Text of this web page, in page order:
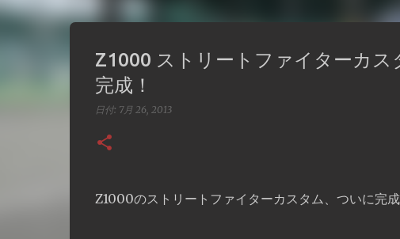
Z1000 ストリートファイターカ
完成！
日付: 7月 26, 2013
Z1000のストリートファイターカスタム、ついに完成